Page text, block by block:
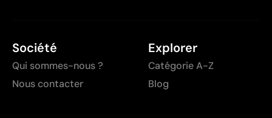
Société
Qui sommes-nous ?
Nous contacter
Explorer
Catégorie A-Z
Blog